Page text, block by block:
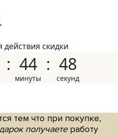
скидки
44 47
тем что при покупке,
получаетеработу